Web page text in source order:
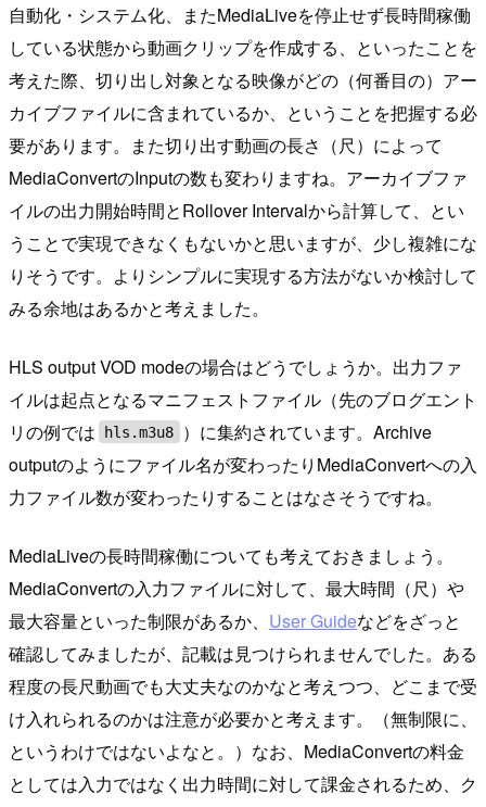
自動化・システム化、またMediaLiveを停止せず長時間稼働
している状態から動画クリップを作成する、といったことを
考えた際、切り出し対象となる映像がどの（何番目の）アー
カイブファイルに含まれているか、ということを把握する必
要があります。また切り出す動画の長さ（尺）によって
MediaConvertのInputの数も変わりますね。アーカイブファ
イルの出力開始時間とRollover Intervalから計算して、とい
うことで実現できなくもないかと思いますが、少し複雑にな
りそうです。よりシンプルに実現する方法がないか検討して
みる余地はあるかと考えました。
HLS output VOD modeの場合はどうでしょうか。出力ファ
イルは起点となるマニフェストファイル（先のブログエント
リの例では
hls.m3u8
）に集約されています。Archive
outputのようにファイル名が変わったりMediaConvertへの入
力ファイル数が変わったりすることはなさそうですね。
MediaLiveの長時間稼働についても考えておきましょう。
MediaConvertの入力ファイルに対して、最大時間（尺）や
最大容量といった制限があるか、 User Guideなどをざっと
確認してみましたが、記載は見つけられませんでした。ある
程度の長尺動画でも大丈夫なのかなと考えつつ、どこまで受
け入れられるのかは注意が必要かと考えます。（無制限に、
というわけではないよなと。）なお、MediaConvertの料金
としては入力ではなく出力時間に対して課金されるため、ク